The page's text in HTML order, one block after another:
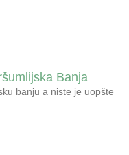
Banja
banju a niste je uopšte